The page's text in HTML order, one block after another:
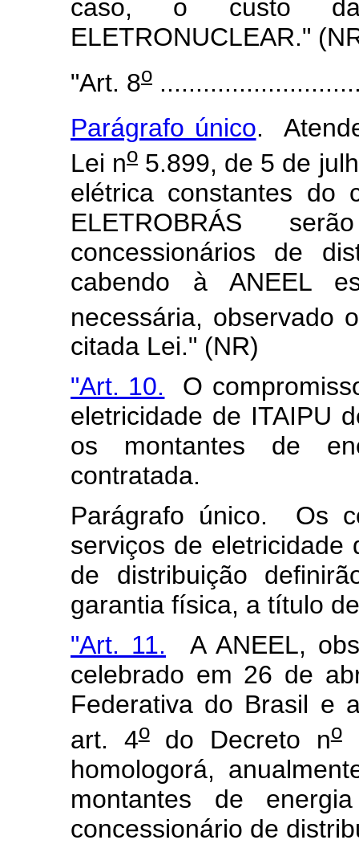
caso, o custo da
ELETRONUCLEAR."
"Art. 8o
Parágrafo único.
Lei no5.899, de 5 de
elétrica constantes do
ELETROBRÁS
concessionários de
cabendo à ANEEL
necessária, observado
citada Lei." (NR)
"Art. 10. O
eletricidade de ITAIPU
os montantes de
contratada.
Parágrafo único. Os
serviços de eletricidade
de distribuição
garantia física, a título
"Art. 11. A ANEEL,
celebrado em 26 de
Federativa do Brasil e
art. 4odo Decreto no
homologorá,
montantes de
concessionário de